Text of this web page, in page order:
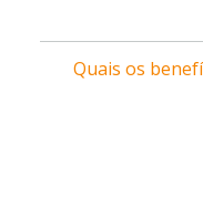
Quais os